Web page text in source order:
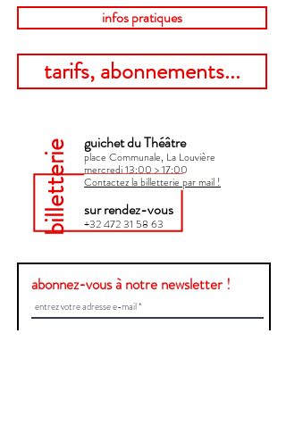
infos pratiques
tarifs, abonnements...
billetterie guichet du Théâtre
place Communale, La Louvière
mercredi 13:00 > 17:00​
Contactez la billetterie par mail !
sur rendez-vous
+32 472 31 58 63
abonnez-vous à notre newsletter !